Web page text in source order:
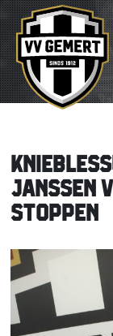
JANSSEN
STOPPEN